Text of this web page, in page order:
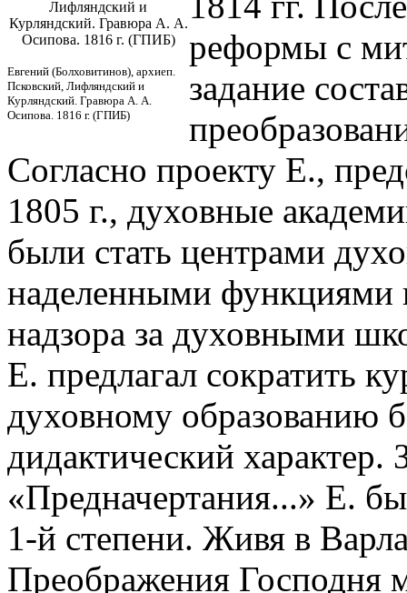
Лифляндский и
Курляндский. Гравюра А. А.
Осипова. 1816 г. (ГПИБ)
Евгений (Болховитинов), архиеп.
Псковский, Лифляндский и
Курляндский. Гравюра А. А.
Осипова. 1816 г. (ГПИБ)
реформы с
задание
Согласно проекту Е.,
1805 г., духовные
были стать центрами
наделенными функциями
надзора за духовными
Е. предлагал сократить
духовному образованию
дидактический характер.
«Предначертания...» Е.
1-й степени. Живя в
Преображения Господня